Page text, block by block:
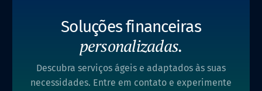
Soluções financeiras
personalizadas.
Descubra serviços ágeis e adaptados às suas
necessidades. Entre em contato e experimente